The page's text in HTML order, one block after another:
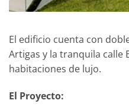
El edificio cuenta con
Artigas y la tranquila calle
habitaciones de lujo.
El Proyecto: